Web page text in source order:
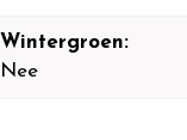
Wintergroen:
Nee